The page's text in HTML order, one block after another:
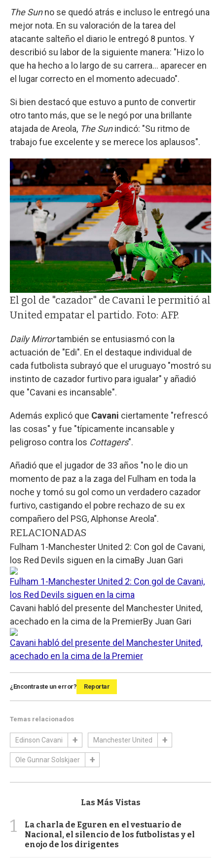
The Sunno se quedó atrás e incluso le entregó una
mejor nota. En su valoración de la tarea del
atacante salteño el diario le entregó 8 puntos. Y
describió su labor de la siguiente manera: "Hizo lo
que ha hecho a lo largo de su carrera... aparecer en
el lugar correcto en el momento adecuado".
Si bien destacó que estuvo a punto de convertir
otro tanto más, que se le negó por una brillante
atajada de Areola, The Sunindicó: "Su ritmo de
trabajo fue excelente y se merece los aplausos".
El gol de "cazador" de Cavani le permitió al
United empatar el partido. Foto: AFP.
Daily Mirrortambién se entusiasmó con la
actuación de "Edi". En el destaque individual de
cada futbolista subrayó que el uruguayo "mostró su
instinto de cazador furtivo para igualar" y añadió
que "Cavani es incansable".
Además explicó que Cavani ciertamente "refrescó
las cosas" y fue "típicamente incansable y
peligroso contra los Cottagers".
Añadió que el jugador de 33 años "no le dio un
momento de paz a la zaga del Fulham en toda la
noche y tomó su gol como un verdadero cazador
furtivo, castigando el pobre rechazo de su ex
compañero del PSG, Alphonse Areola".
RELACIONADAS
Fulham 1-Manchester United 2: Con gol de Cavani,
los Red Devils siguen en la cimaBy Juan Gari
Fulham 1-Manchester United 2: Con gol de Cavani,
los Red Devils siguen en la cima
Cavani habló del presente del Manchester United,
acechado en la cima de la PremierBy Juan Gari
Cavani habló del presente del Manchester United,
acechado en la cima de la Premier
¿Encontraste un error? Reportar
Temas relacionados
Edinson Cavani Manchester United
Ole Gunnar Solskjaer
Las Más Vistas
1
La charla de Eguren en el vestuario de
Nacional, el silencio de los futbolistas y el
enojo de los dirigentes